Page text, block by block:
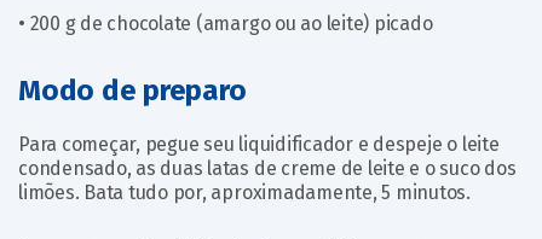
• 200 g de chocolate (amargo ou ao leite) picado
Modo de preparo
Para começar, pegue seu liquidificador e despeje o leite
condensado, as duas latas de creme de leite e o suco dos
limões. Bata tudo por, aproximadamente, 5 minutos.